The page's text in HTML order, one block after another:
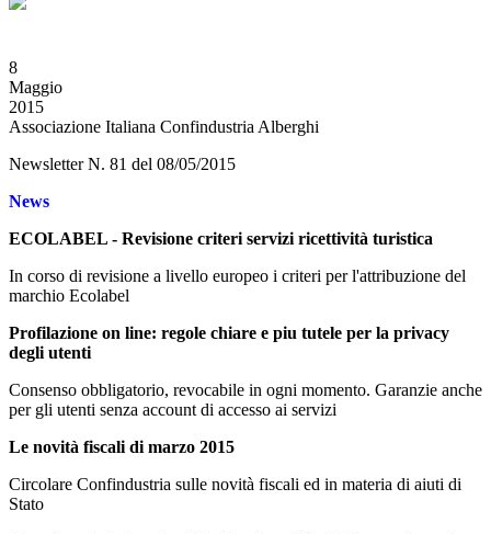
8
Maggio
2015
Associazione Italiana Confindustria Alberghi
Newsletter N. 81 del 08/05/2015
News
ECOLABEL - Revisione criteri servizi ricettività turistica
In corso di revisione a livello europeo i criteri per l'attribuzione del
marchio Ecolabel
Profilazione on line: regole chiare e piu tutele per la privacy
degli utenti
Consenso obbligatorio, revocabile in ogni momento. Garanzie anche
per gli utenti senza account di accesso ai servizi
Le novità fiscali di marzo 2015
Circolare Confindustria sulle novità fiscali ed in materia di aiuti di
Stato